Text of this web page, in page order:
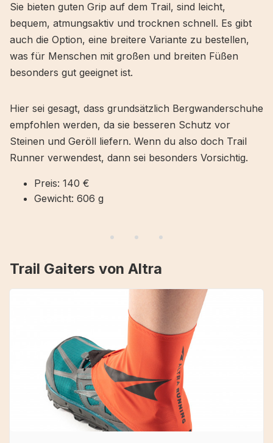
Sie bieten guten Grip auf dem Trail, sind leicht,
bequem, atmungsaktiv und trocknen schnell. Es gibt
auch die Option, eine breitere Variante zu bestellen,
was für Menschen mit großen und breiten Füßen
besonders gut geeignet ist.
Hier sei gesagt, dass grundsätzlich Bergwanderschuhe
empfohlen werden, da sie besseren Schutz vor
Steinen und Geröll liefern. Wenn du also doch Trail
Runner verwendest, dann sei besonders Vorsichtig.
Preis: 140 €
Gewicht: 606 g
Trail Gaiters von Altra